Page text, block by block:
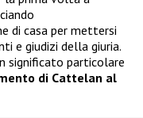
di casa per mettersi
e giudizi della giuria.
significato particolare
di Cattelan al